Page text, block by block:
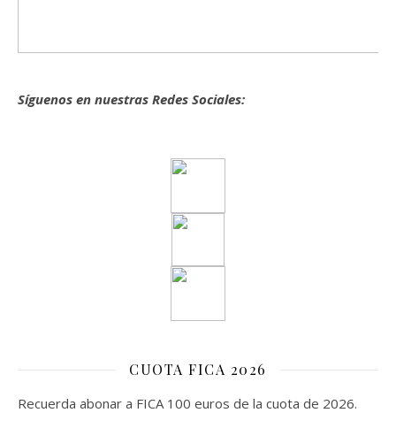
Síguenos en nuestras Redes Sociales:
CUOTA FICA 2026
Recuerda abonar a FICA 100 euros de la cuota de 2026.